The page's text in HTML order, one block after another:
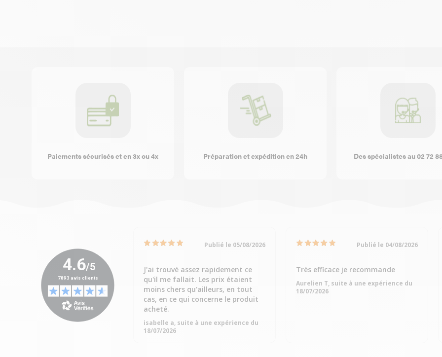
Paiements sécurisés et en 3x ou 4x Préparation et expédition en 24h Des spécialistes au 02 72
Publié le 05/08/2026
J'ai trouvé assez rapidement ce
qu'il me fallait. Les prix étaient
moins chers qu'ailleurs, en tout
cas, en ce qui concerne le produit
acheté.
isabelle a, suite à une expérience du
18/07/2026
Publié le 04/08/2026
Très efficace je recommande
Aurelien T, suite à une expérience du
18/07/2026